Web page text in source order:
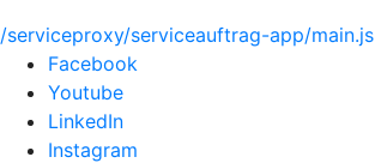
/serviceproxy/serviceauftrag-app/main.js
Facebook
Youtube
LinkedIn
Instagram